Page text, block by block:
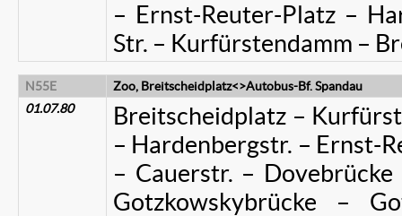
– Ernst-Reuter-Platz –
Str. – Kurfürstendamm –
N55E
Zoo, Breitscheidplatz<>Autobus-Bf. Spandau
01.07.80
Breitscheidplatz –
– Hardenbergstr. – Ernst-
– Cauerstr. –
Gotzkowskybrücke –